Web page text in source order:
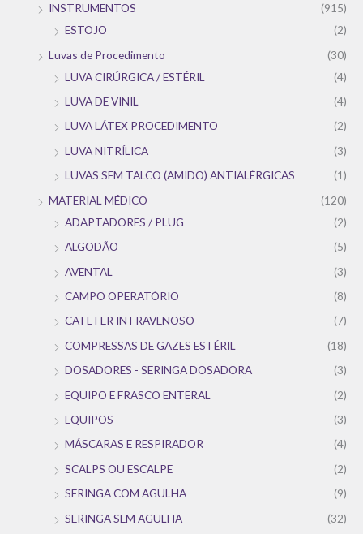
INSTRUMENTOS
(915)
ESTOJO
(2)
Luvas de Procedimento
(30)
LUVA CIRÚRGICA / ESTÉRIL
(4)
LUVA DE VINIL
(4)
LUVA LÁTEX PROCEDIMENTO
(2)
LUVA NITRÍLICA
(3)
LUVAS SEM TALCO (AMIDO) ANTIALÉRGICAS
(1)
MATERIAL MÉDICO
(120)
ADAPTADORES / PLUG
(2)
ALGODÃO
(5)
AVENTAL
(3)
CAMPO OPERATÓRIO
(8)
CATETER INTRAVENOSO
(7)
COMPRESSAS DE GAZES ESTÉRIL
(18)
DOSADORES - SERINGA DOSADORA
(3)
EQUIPO E FRASCO ENTERAL
(2)
EQUIPOS
(3)
MÁSCARAS E RESPIRADOR
(4)
SCALPS OU ESCALPE
(2)
SERINGA COM AGULHA
(9)
SERINGA SEM AGULHA
(32)